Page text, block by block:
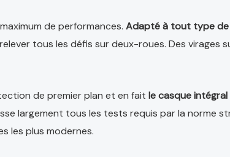
de performances. Adapté à tout type
tous les défis sur deux-roues. Des virages
de premier plan et en fait le casque
largement tous les tests requis par la norme
les plus modernes.